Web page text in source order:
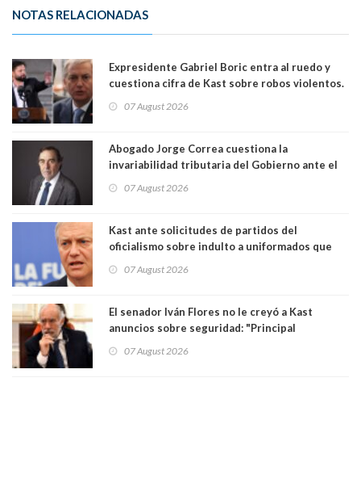
NOTAS RELACIONADAS
Expresidente Gabriel Boric entra al ruedo y
cuestiona cifra de Kast sobre robos violentos.
07 August 2026
Abogado Jorge Correa cuestiona la
invariabilidad tributaria del Gobierno ante el
democracia” y "defendemos la alternancia en el
07 August 2026
Kast ante solicitudes de partidos del
oficialismo sobre indulto a uniformados que
07 August 2026
El senador Iván Flores no le creyó a Kast
anuncios sobre seguridad: "Principal
perseguir ruta del dinero y levantar secreto
07 August 2026